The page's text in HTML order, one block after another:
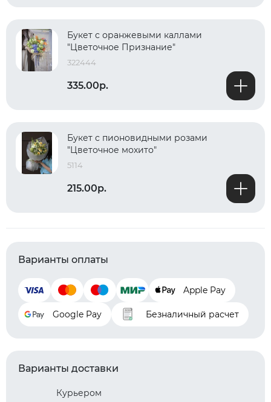
Букет с оранжевыми каллами
"Цветочное Признание"
322444
335.00р.
Букет с пионовидными розами
"Цветочное мохито"
5114
215.00р.
Варианты оплаты
Apple Pay
Google Pay Безналичный расчет
Варианты доставки
Курьером